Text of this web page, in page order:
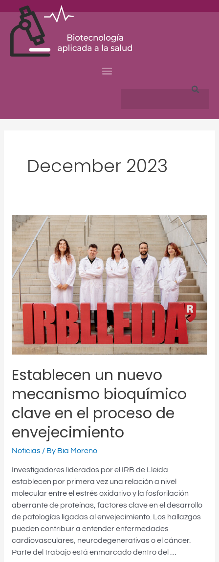
content
Search
December 2023
Establecen un nuevo
mecanismo bioquímico
clave en el proceso de
envejecimiento
Noticias/ By Bia Moreno
Investigadores liderados por el IRB de Lleida
establecen por primera vez una relación a nivel
molecular entre el estrés oxidativo y la fosforilación
aberrante de proteínas, factores clave en el desarrollo
de patologías ligadas al envejecimiento. Los hallazgos
pueden contribuir a entender enfermedades
cardiovasculares, neurodegenerativas o el cáncer.
Parte del trabajo está enmarcado dentro del …
Establecen
un
nuevo
mecanismo
bioquímico
clave
en
el
proceso
de
envejecimiento